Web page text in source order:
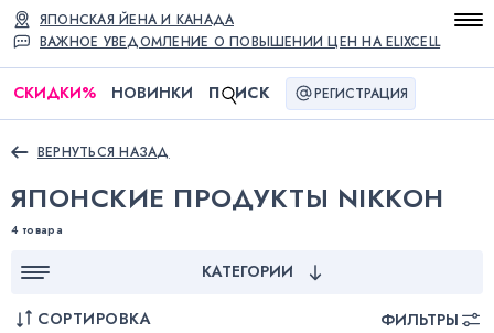
ВАЖНОЕ УВЕДОМЛЕНИЕ О ПОВЫШЕНИИ ЦЕН НА ELIXCELL
ЯПОНСКАЯ ЙЕНА И КАНАДА
СКИДКИ% НОВИНКИ П ИСК РЕГИСТРАЦИЯ
ВЕРНУТЬСЯ НАЗАД
ЯПОНСКИЕ ПРОДУКТЫ NIKKOH
4 товара
КАТЕГОРИИ
СОРТИРОВКА ФИЛЬТРЫ